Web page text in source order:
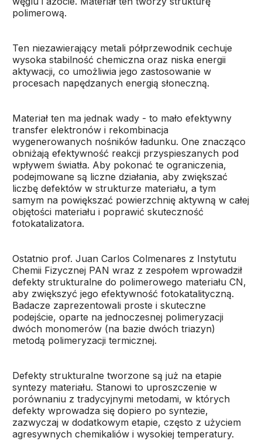
polimerową.
Ten niezawierający metali półprzewodnik cechuje
wysoka stabilność chemiczna oraz niska energii
aktywacji, co umożliwia jego zastosowanie w
procesach napędzanych energią słoneczną.
Materiał ten ma jednak wady - to mało efektywny
transfer elektronów i rekombinacja
wygenerowanych nośników ładunku. One znacząco
obniżają efektywność reakcji przyspieszanych pod
wpływem światła. Aby pokonać te ograniczenia,
podejmowane są liczne działania, aby zwiększać
liczbę defektów w strukturze materiału, a tym
samym na powiększać powierzchnię aktywną w całej
objętości materiału i poprawić skuteczność
fotokatalizatora.
Ostatnio prof. Juan Carlos Colmenares z Instytutu
Chemii Fizycznej PAN wraz z zespołem wprowadził
defekty strukturalne do polimerowego materiału CN,
aby zwiększyć jego efektywność fotokatalityczną.
Badacze zaprezentowali proste i skuteczne
podejście, oparte na jednoczesnej polimeryzacji
dwóch monomerów (na bazie dwóch triazyn)
metodą polimeryzacji termicznej.
Defekty strukturalne tworzone są już na etapie
syntezy materiału. Stanowi to uproszczenie w
porównaniu z tradycyjnymi metodami, w których
defekty wprowadza się dopiero po syntezie,
zazwyczaj w dodatkowym etapie, często z użyciem
agresywnych chemikaliów i wysokiej temperatury.